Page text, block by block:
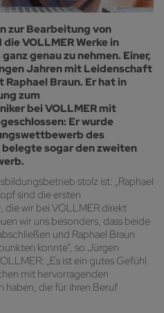
zur Bearbeitung von
VOLLMER Werke in
genau zu nehmen. Einer,
Jahren mit Leidenschaft
Braun. Er hat in
zum
bei VOLLMER mit
Er wurde
des
sogar den zweiten
stolz ist: „Raphael
sind die ersten
die wir bei VOLLMER direkt
wir uns besonders, dass beide
und Raphael Braun
konnte“, so Jürgen
„Es ist ein gutes Gefühl
mit hervorragenden
haben, die für ihren Beruf